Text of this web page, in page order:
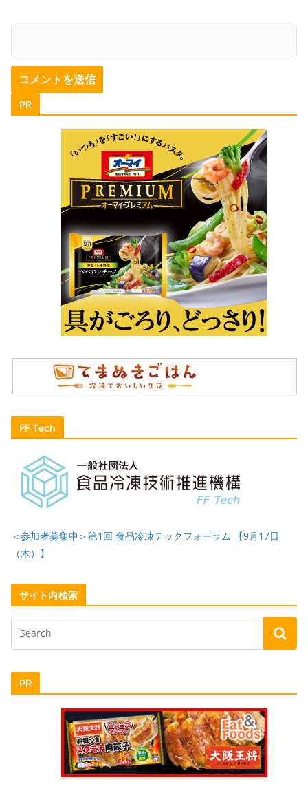
PR
FF Tech
＜参加者募集中＞第1回 食品冷凍テックフォーラム 【9月17日
（木）】
サイト内検索
PR